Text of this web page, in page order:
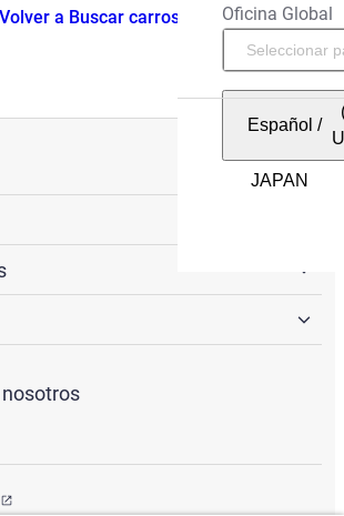
Oficina Global
Español /
Volver a Buscar carros